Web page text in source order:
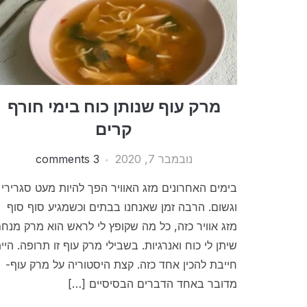
מרק עוף שנותן כוח בימי חורף
קרים
נובמבר 7, 2020 3 comments
בימים האחרונים מזג האוויר הפך להיות מעט סגרירי
וגשום. הרבה זמן שאנחנו בבתים וכשמגיע סוף סוף
מזג אוויר כזה, כל מה שקופץ לי לראש הוא מרק
שיתן לי כוח ואנרגיות. בשבילי מרק עוף זו תרופה.
חייבת להכין אחד כזה. קצת היסטוריה על מרק עוף-
מדובר באחד הדברים הבסיסיים […]